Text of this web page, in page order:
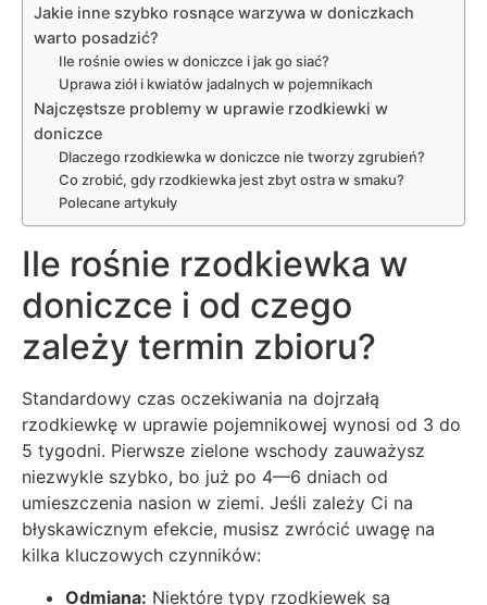
Jakie inne szybko rosnące warzywa w doniczkach
warto posadzić?
Ile rośnie owies w doniczce i jak go siać?
Uprawa ziół i kwiatów jadalnych w pojemnikach
Najczęstsze problemy w uprawie rzodkiewki w
doniczce
Dlaczego rzodkiewka w doniczce nie tworzy zgrubień?
Co zrobić, gdy rzodkiewka jest zbyt ostra w smaku?
Polecane artykuły
Ile rośnie rzodkiewka w
doniczce i od czego
zależy termin zbioru?
Standardowy czas oczekiwania na dojrzałą
rzodkiewkę w uprawie pojemnikowej wynosi od 3 do
5 tygodni. Pierwsze zielone wschody zauważysz
niezwykle szybko, bo już po 4—6 dniach od
umieszczenia nasion w ziemi. Jeśli zależy Ci na
błyskawicznym efekcie, musisz zwrócić uwagę na
kilka kluczowych czynników:
Odmiana: Niektóre typy rzodkiewek są